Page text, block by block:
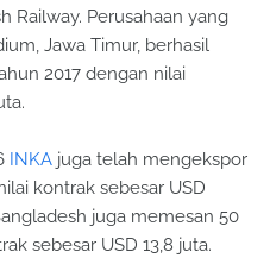
Railway. Perusahaan yang
Jawa Timur, berhasil
2017 dengan nilai
INKA juga telah mengekspor
kontrak sebesar USD
juga memesan 50
sebesar USD 13,8 juta.